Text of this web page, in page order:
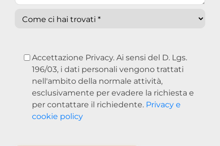
Accettazione Privacy. Ai sensi del D. Lgs.
196/03, i dati personali vengono trattati
nell'ambito della normale attività,
esclusivamente per evadere la richiesta e
per contattare il richiedente. Privacy e
cookie policy